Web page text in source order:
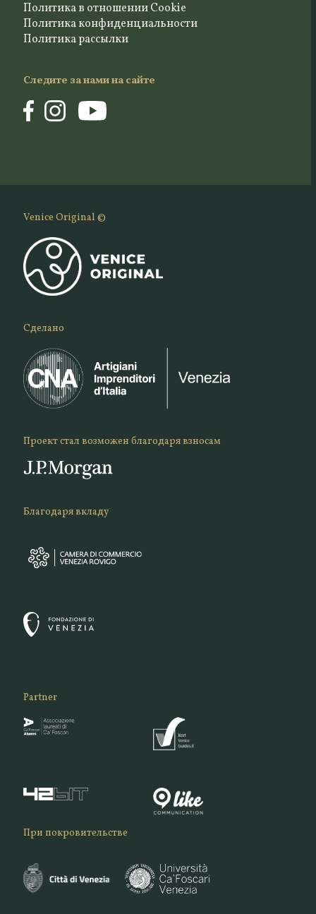
Политика в отношении Cookie
Политика конфиденциальности
Политика рассылки
Следите за нами на сайте
Venice Original ©
Сделано
Проект стал возможен благодаря взносам
Благодаря вкладу
Partner
При покровительстве